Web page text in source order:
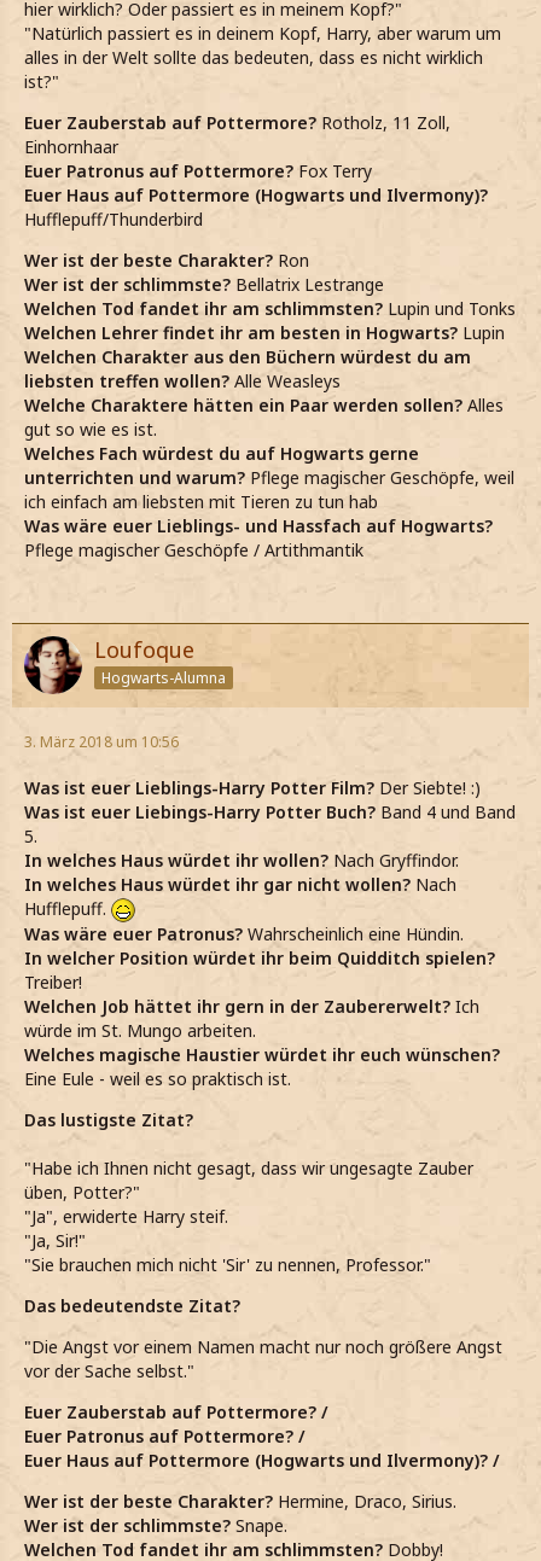
hier wirklich? Oder passiert es in meinem Kopf?"
"Natürlich passiert es in deinem Kopf, Harry, aber warum um
alles in der Welt sollte das bedeuten, dass es nicht wirklich
ist?"
Euer Zauberstab auf Pottermore? Rotholz, 11 Zoll,
Einhornhaar
Euer Patronus auf Pottermore? Fox Terry
Euer Haus auf Pottermore (Hogwarts und Ilvermony)?
Hufflepuff/Thunderbird
Wer ist der beste Charakter? Ron
Wer ist der schlimmste? Bellatrix Lestrange
Welchen Tod fandet ihr am schlimmsten? Lupin und Tonks
Welchen Lehrer findet ihr am besten in Hogwarts? Lupin
Welchen Charakter aus den Büchern würdest du am
liebsten treffen wollen? Alle Weasleys
Welche Charaktere hätten ein Paar werden sollen? Alles
gut so wie es ist.
Welches Fach würdest du auf Hogwarts gerne
unterrichten und warum? Pflege magischer Geschöpfe, weil
ich einfach am liebsten mit Tieren zu tun hab
Was wäre euer Lieblings- und Hassfach auf Hogwarts?
Pflege magischer Geschöpfe / Artithmantik
Loufoque
Hogwarts-Alumna
3. März 2018 um 10:56
Was ist euer Lieblings-Harry Potter Film? Der Siebte! :)
Was ist euer Liebings-Harry Potter Buch? Band 4 und Band
5.
In welches Haus würdet ihr wollen? Nach Gryffindor.
In welches Haus würdet ihr gar nicht wollen? Nach
Hufflepuff.
Was wäre euer Patronus? Wahrscheinlich eine Hündin.
In welcher Position würdet ihr beim Quidditch spielen?
Treiber!
Welchen Job hättet ihr gern in der Zaubererwelt? Ich
würde im St. Mungo arbeiten.
Welches magische Haustier würdet ihr euch wünschen?
Eine Eule - weil es so praktisch ist.
Das lustigste Zitat?
"Habe ich Ihnen nicht gesagt, dass wir ungesagte Zauber
üben, Potter?"
"Ja", erwiderte Harry steif.
"Ja, Sir!"
"Sie brauchen mich nicht 'Sir' zu nennen, Professor."
Das bedeutendste Zitat?
"Die Angst vor einem Namen macht nur noch größere Angst
vor der Sache selbst."
Euer Zauberstab auf Pottermore? /
Euer Patronus auf Pottermore? /
Euer Haus auf Pottermore (Hogwarts und Ilvermony)? /
Wer ist der beste Charakter? Hermine, Draco, Sirius.
Wer ist der schlimmste? Snape.
Welchen Tod fandet ihr am schlimmsten? Dobby!